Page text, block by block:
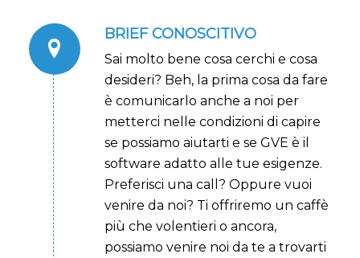
BRIEF CONOSCITIVO
Sai molto bene cosa cerchi e cosa
desideri? Beh, la prima cosa da fare
è comunicarlo anche a noi per
metterci nelle condizioni di capire
se possiamo aiutarti e se GVE è il
software adatto alle tue esigenze.
Preferisci una call? Oppure vuoi
venire da noi? Ti offriremo un caffè
più che volentieri o ancora,
possiamo venire noi da te a trovarti